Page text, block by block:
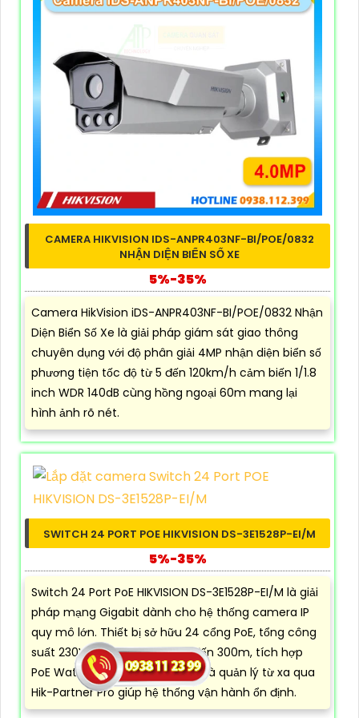
CAMERA HIKVISION IDS-ANPR403NF-BI/POE/0832
NHẬN DIỆN BIỂN SỐ XE
5%-35%
Camera HikVision iDS-ANPR403NF-BI/POE/0832 Nhận
Diện Biển Số Xe là giải pháp giám sát giao thông
chuyên dụng với độ phân giải 4MP nhận diện biển số
phương tiện tốc độ từ 5 đến 120km/h cảm biến 1/1.8
inch WDR 140dB cùng hồng ngoại 60m mang lại
hình ảnh rõ nét.
SWITCH 24 PORT POE HIKVISION DS-3E1528P-EI/M
5%-35%
Switch 24 Port PoE HIKVISION DS-3E1528P-EI/M là giải
pháp mạng Gigabit dành cho hệ thống camera IP
quy mô lớn. Thiết bị sở hữu 24 cổng PoE, tổng công
suất 230W, truyền nguồn lên đến 300m, tích hợp
PoE Watchdog, chống sét 6KV và quản lý từ xa qua
Hik-Partner Pro giúp hệ thống vận hành ổn định.